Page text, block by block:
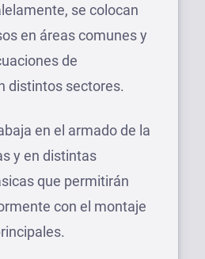
se colocan
en áreas comunes y
de
distintos sectores.
en el armado de la
y en distintas
que permitirán
con el montaje